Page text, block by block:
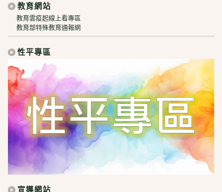
教育網站
教育雲疫起線上看專區
教育部特殊教育通報網
性平專區
宣導網站